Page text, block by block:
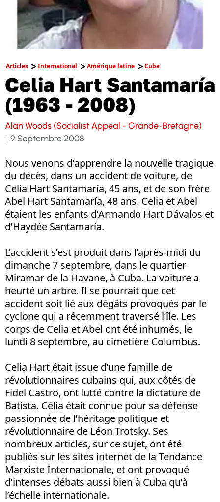
Articles International Amérique latine Cuba
Celia Hart Santamaría
(1963 - 2008)
Alan Woods (Socialist Appeal - Grande-Bretagne)
9 Septembre 2008
Nous venons d’apprendre la nouvelle tragique
du décès, dans un accident de voiture, de
Celia Hart Santamaría, 45 ans, et de son frère
Abel Hart Santamaría, 48 ans. Celia et Abel
étaient les enfants d’Armando Hart Dávalos et
d’Haydée Santamaría.
L’accident s’est produit dans l’après-midi du
dimanche 7 septembre, dans le quartier
Miramar de la Havane, à Cuba. La voiture a
heurté un arbre. Il se pourrait que cet
accident soit lié aux dégâts provoqués par le
cyclone qui a récemment traversé l’île. Les
corps de Celia et Abel ont été inhumés, le
lundi 8 septembre, au cimetière Columbus.
Celia Hart était issue d’une famille de
révolutionnaires cubains qui, aux côtés de
Fidel Castro, ont lutté contre la dictature de
Batista. Célia était connue pour sa défense
passionnée de l’héritage politique et
révolutionnaire de Léon Trotsky. Ses
nombreux articles, sur ce sujet, ont été
publiés sur les sites internet de la Tendance
Marxiste Internationale, et ont provoqué
d’intenses débats aussi bien à Cuba qu’à
l’échelle internationale.